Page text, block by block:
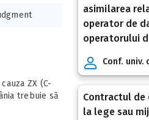
ZX (C-
trebuie să
asimilarea
operator de
operatorului
Conf. univ.
Contractul de
la lege sau